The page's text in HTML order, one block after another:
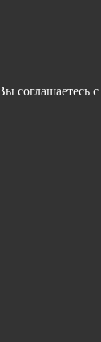
соглашаетесь с